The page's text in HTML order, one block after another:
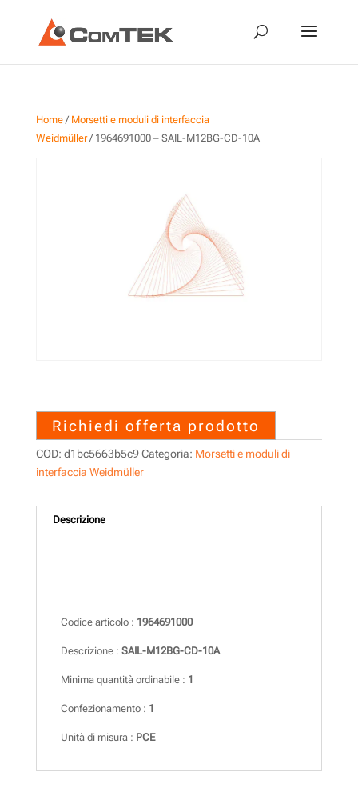
Home/ Morsetti e moduli di interfaccia
Weidmüller/ 1964691000 – SAIL-M12BG-CD-10A
Richiedi offerta prodotto
COD: d1bc5663b5c9 Categoria: Morsetti e moduli di
interfaccia Weidmüller
Descrizione
Codice articolo : 1964691000
Descrizione : SAIL-M12BG-CD-10A
Minima quantità ordinabile : 1
Confezionamento : 1
Unità di misura : PCE